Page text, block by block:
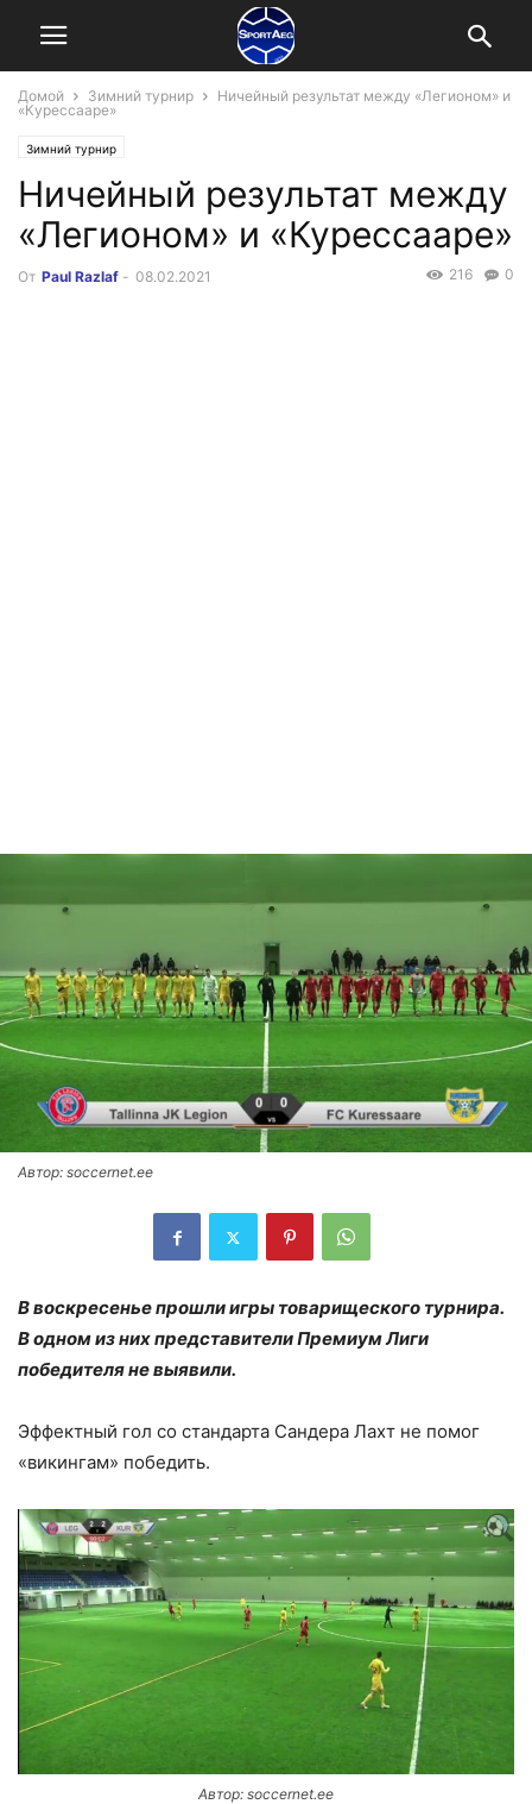
Домой Зимний турнир
Ничейный результат между «Легионом» и
«Курессааре»
Зимний турнир
Ничейный результат между
«Легионом» и «Курессааре»
От Paul Razlaf - 08.02.2021 0
216
Автор: soccernet.ee
В воскресенье прошли игры товарищеского турнира.
В одном из них представители Премиум Лиги
победителя не выявили.
Эффектный гол со стандарта Сандера Лахт не помог
«викингам» победить.
Автор: soccernet.ee